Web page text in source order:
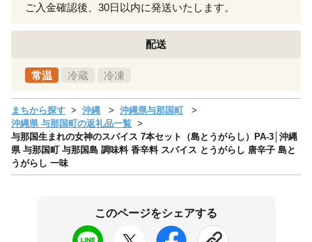
ご入金確認後、30日以内に発送いたします。
配送
常温 冷蔵 冷凍
まちから探す 沖縄
沖縄県与那国町
沖縄県 与那国町の返礼品一覧
与那国生まれの女神のスパイス 7本セット（島とうがらし）PA-3│沖縄
県 与那国町 与那国島 調味料 香辛料 スパイス とうがらし 唐辛子 島と
うがらし 一味
このページをシェアする